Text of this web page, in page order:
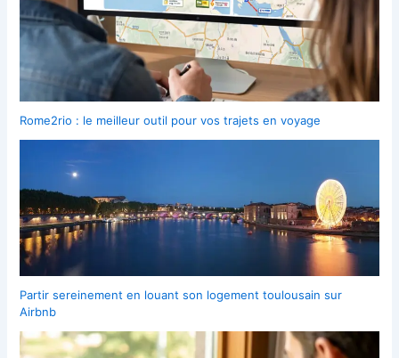
Rome2rio : le meilleur outil pour vos trajets en voyage
Partir sereinement en louant son logement toulousain sur
Airbnb